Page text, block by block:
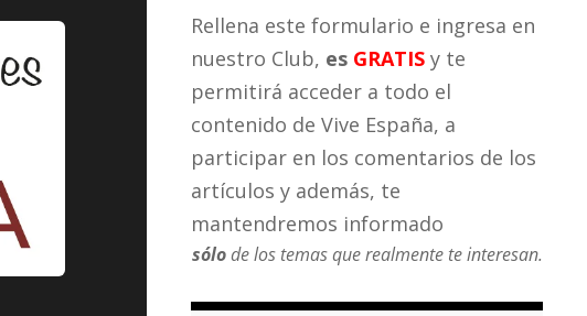
Rellena este formulario e ingresa en
nuestro Club, es GRATIS y te
permitirá acceder a todo el
contenido de Vive España, a
participar en los comentarios de los
artículos y además, te
mantendremos informado
sólode los temas que realmente te interesan.